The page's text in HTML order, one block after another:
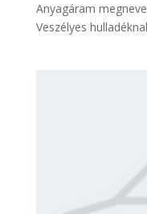
Anyagáram
Veszélyes